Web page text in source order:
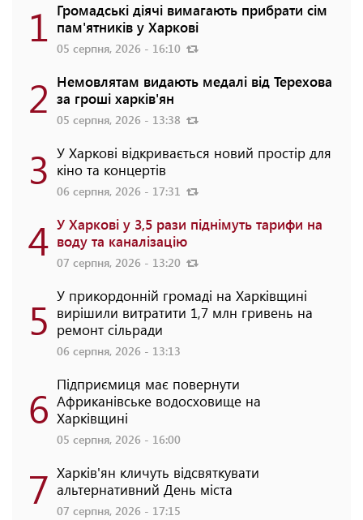
1 Громадські діячі вимагають прибрати сім
пам'ятників у Харкові
05 серпня, 2026 - 16:10
2 Немовлятам видають медалі від Терехова
за гроші харків'ян
05 серпня, 2026 - 13:38
3 У Харкові відкривається новий простір для
кіно та концертів
06 серпня, 2026 - 17:31
4 У Харкові у 3,5 рази піднімуть тарифи на
воду та каналізацію
07 серпня, 2026 - 13:20
5 У прикордонній громаді на Харківщині
вирішили витратити 1,7 млн гривень на
ремонт сільради
06 серпня, 2026 - 13:13
6 Підприємиця має повернути
Африканівське водосховище на
Харківщині
05 серпня, 2026 - 16:00
7 Харків'ян кличуть відсвяткувати
альтернативний День міста
07 серпня, 2026 - 17:15